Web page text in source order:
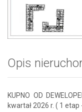
Opis
KUPNO OD
kwartał 2026 r. ( 1 etap